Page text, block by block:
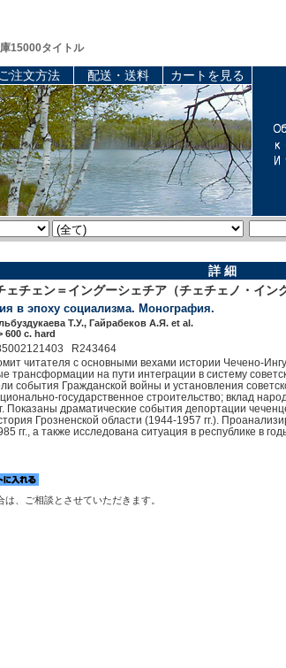
15000タイトル
ご注文方法 配送・送料 カートを見る
詳 細
ェチェン＝イングーシェチア（チェチェノ・イン
в эпоху социализма. Монография.
Т.У., Гайрабеков А.Я. et al.
600 c. hard
R243464
читателя с основными вехами истории Чечено-
трансформации на пути интеграции в систему
события Гражданской войны и установления
государственное строительство; вклад
Показаны драматические события депортации
Грозненской области (1944-1957 гг.).
гг., а также исследована ситуация в республике в
、ご相談とさせていただきます。